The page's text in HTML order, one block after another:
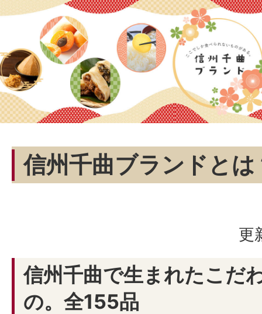
信州千曲ブランドとは
更
信州千曲で生まれたこだ
の。全155品